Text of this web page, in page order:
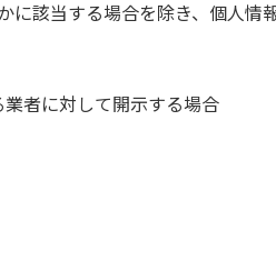
該当する場合を除き、個人情
者に対して開示する場合